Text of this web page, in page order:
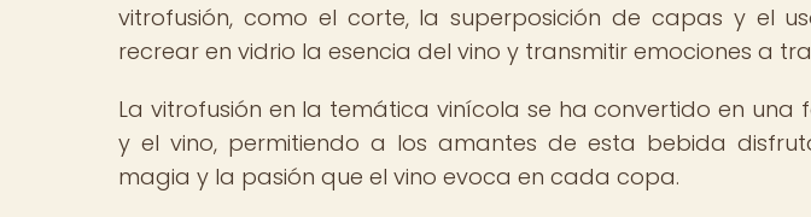
vitrofusión, como el corte, la superposición de capas y el
recrear en vidrio la esencia del vino y transmitir emociones a
La vitrofusión en la temática vinícola se ha convertido en
y el vino, permitiendo a los amantes de esta bebida
magia y la pasión que el vino evoca en cada copa.